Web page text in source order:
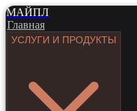
МАЙПЛ
Главная
УСЛУГИ И ПРОДУКТЫ